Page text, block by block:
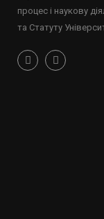
процес і наукову
та Статуту